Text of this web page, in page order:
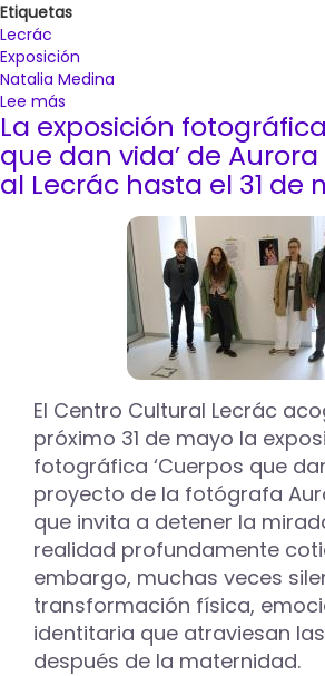
Etiquetas
Lecrác
Exposición
Natalia Medina
Lee más
El
Centro
Cultural
Lecrác
muestra
de
Natalia
Medina
La exposición
que dan vida’ de
al Lecrác hasta el 31 de
El Centro Cultural Lecrác
próximo 31 de mayo la
fotográfica ‘Cuerpos que
proyecto de la fotógrafa
que invita a detener la
realidad profundamente
embargo, muchas veces
transformación física,
identitaria que atraviesan
después de la maternidad.